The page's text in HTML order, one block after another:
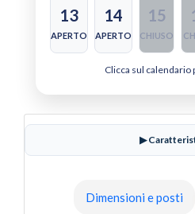
13
APERTO
14
APERTO
15
CHIUSO
Clicca sul calendario
▶
Dimensioni e posti